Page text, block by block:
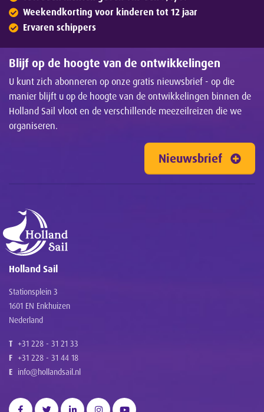
Weekendkorting voor kinderen tot 12 jaar
Ervaren schippers
Blijf op de hoogte van de ontwikkelingen
U kunt zich abonneren op onze gratis nieuwsbrief - op die
manier blijft u op de hoogte van de ontwikkelingen binnen de
Holland Sail vloot en de verschillende meezeilreizen die we
organiseren.
Nieuwsbrief
Holland Sail
Stationsplein 3
1601 EN Enkhuizen
Nederland
T +31 228 - 31 21 33
F +31 228 - 31 44 18
E info@hollandsail.nl